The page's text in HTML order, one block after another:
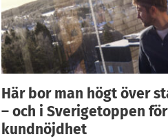
Här bor man högt över
– och i Sverigetoppen för
kundnöjdhet